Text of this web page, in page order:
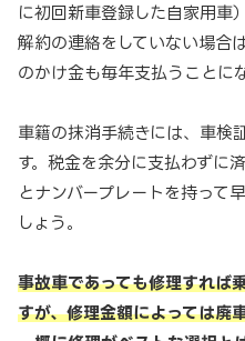
に初回新車登録した自家用車
解約の連絡をしていない場合
のかけ金も毎年支払うことに
車籍の抹消手続きには、車検
す。税金を余分に支払わずに
とナンバープレートを持って
しょう。
事故車であっても修理すれば
すが、修理金額によっては廃